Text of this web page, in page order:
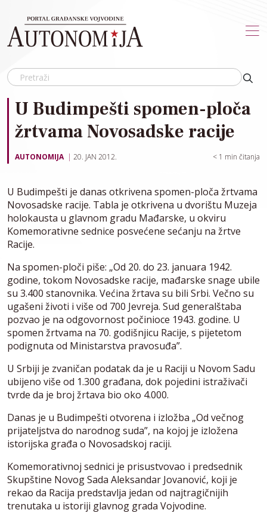
U Budimpešti spomen-ploča
žrtvama Novosadske racije
AUTONOMIJA 20. JAN 2012. < 1 min čitanja
U Budimpešti je danas otkrivena spomen-ploča žrtvama
Novosadske racije. Tabla je otkrivena u dvorištu Muzeja
holokausta u glavnom gradu Mađarske, u okviru
Komemorativne sednice posvećene sećanju na žrtve
Racije.
Na spomen-ploči piše: „Od 20. do 23. januara 1942.
godine, tokom Novosadske racije, mađarske snage ubile
su 3.400 stanovnika. Većina žrtava su bili Srbi. Večno su
ugašeni životi i više od 700 Jevreja. Sud generalštaba
pozvao je na odgovornost počinioce 1943. godine. U
spomen žrtvama na 70. godišnjicu Racije, s pijetetom
podignuta od Ministarstva pravosuđa”.
U Srbiji je zvaničan podatak da je u Raciji u Novom Sadu
ubijeno više od 1.300 građana, dok pojedini istraživači
tvrde da je broj žrtava bio oko 4.000.
Danas je u Budimpešti otvorena i izložba „Od večnog
prijateljstva do narodnog suda”, na kojoj je izložena
istorijska građa o Novosadskoj raciji.
Komemorativnoj sednici je prisustvovao i predsednik
Skupštine Novog Sada Aleksandar Jovanović, koji je
rekao da Racija predstavlja jedan od najtragičnijih
trenutaka u istoriji glavnog grada Vojvodine.